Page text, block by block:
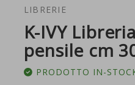
LIBRERIE
K-IVY
pensile cm
PRODOTTO IN-